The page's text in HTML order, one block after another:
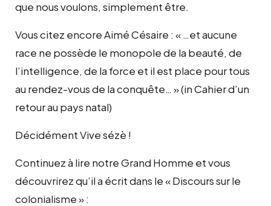
que nous voulons, simplement être.
Vous citez encore Aimé Césaire : « …et aucune
race ne possède le monopole de la beauté, de
l’intelligence, de la force et il est place pour tous
au rendez-vous de la conquête… » (in Cahier d’un
retour au pays natal)
Décidément Vive sézè !
Continuez à lire notre Grand Homme et vous
découvrirez qu’il a écrit dans le « Discours sur le
colonialisme » :